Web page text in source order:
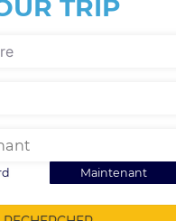
TRIP
Maintenant